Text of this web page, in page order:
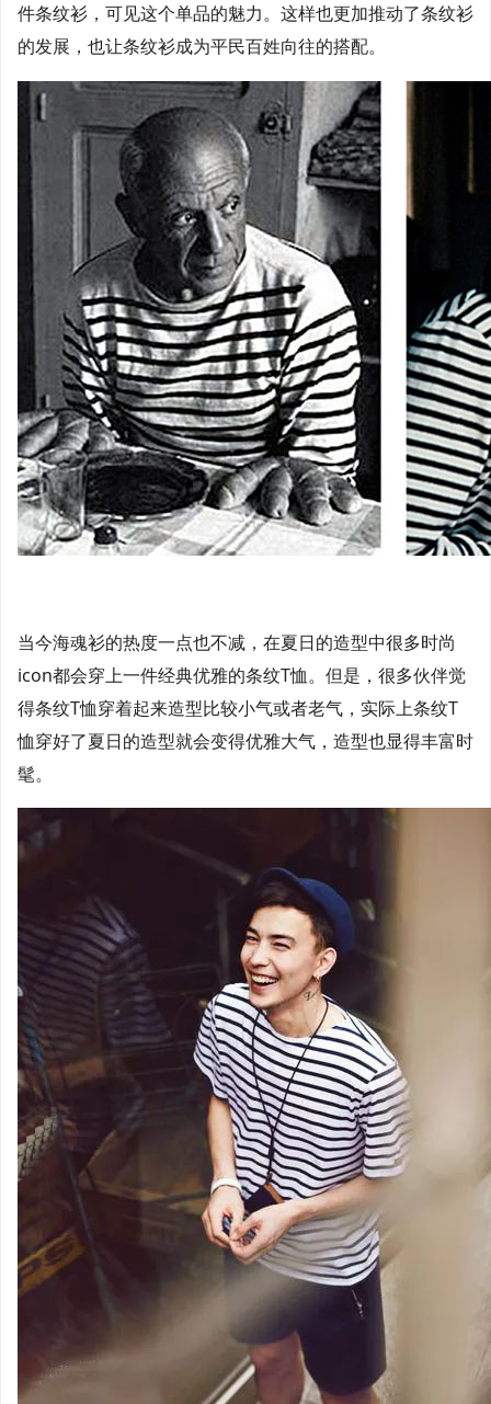
件条纹衫，可见这个单品的魅力。这样也更加推动了条纹衫
的发展，也让条纹衫成为平民百姓向往的搭配。
当今海魂衫的热度一点也不减，在夏日的造型中很多时尚
icon都会穿上一件经典优雅的条纹T恤。但是，很多伙伴觉
得条纹T恤穿着起来造型比较小气或者老气，实际上条纹T
恤穿好了夏日的造型就会变得优雅大气，造型也显得丰富时
髦。